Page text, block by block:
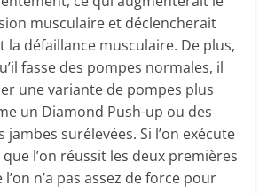
musculaire et déclencherait
la défaillance musculaire. De plus,
fasse des pompes normales, il
une variante de pompes plus
un Diamond Push-up ou des
jambes surélevées. Si l’on exécute
l’on réussit les deux premières
n’a pas assez de force pour